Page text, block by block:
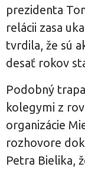
prezidenta
relácii zasa
tvrdila, že sú
desať rokov
Podobný
kolegymi z
organizácie
rozhovore
Petra Bielika,